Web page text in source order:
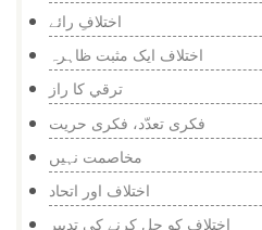
اختلافِ رائے
اختلاف ایک مثبت ظاہرہ
ترقي كا راز
فکری تعدّد، فکری حریت
مخاصمت نہیں
اختلاف اور اتحاد
اختلاف کو حل کرنے کی تدبیر